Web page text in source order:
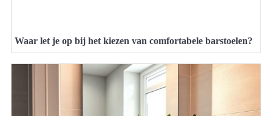
Waar let je op bij het kiezen van comfortabele barstoelen?